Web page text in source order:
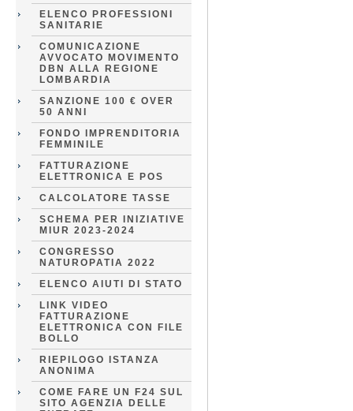
ELENCO PROFESSIONI
SANITARIE
COMUNICAZIONE
AVVOCATO MOVIMENTO
DBN ALLA REGIONE
LOMBARDIA
SANZIONE 100 € OVER
50 ANNI
FONDO IMPRENDITORIA
FEMMINILE
FATTURAZIONE
ELETTRONICA E POS
CALCOLATORE TASSE
SCHEMA PER INIZIATIVE
MIUR 2023-2024
CONGRESSO
NATUROPATIA 2022
ELENCO AIUTI DI STATO
LINK VIDEO
FATTURAZIONE
ELETTRONICA CON FILE
BOLLO
RIEPILOGO ISTANZA
ANONIMA
COME FARE UN F24 SUL
SITO AGENZIA DELLE